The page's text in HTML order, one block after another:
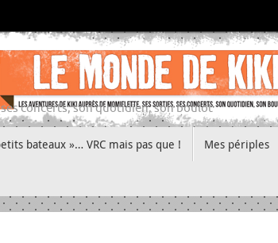
concerts, son quotidien, son boulot
bateaux »… VRC mais pas que ! Mes périples